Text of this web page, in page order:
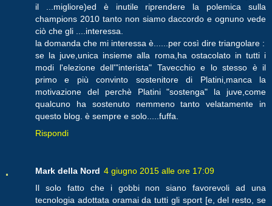
il ...migliore)ed è inutile riprendere la polemica sulla
champions 2010 tanto non siamo daccordo e ognuno vede
ciò che gli ....interessa.
la domanda che mi interessa è......per così dire triangolare :
se la juve,unica insieme alla roma,ha ostacolato in tutti i
modi l'elezione dell'"interista" Tavecchio e lo stesso è il
primo e più convinto sostenitore di Platini,manca la
motivazione del perchè Platini "sostenga" la juve,come
qualcuno ha sostenuto nemmeno tanto velatamente in
questo blog. è sempre e solo.....fuffa.
Rispondi
Mark della Nord 4 giugno 2015 alle ore 17:09
Il solo fatto che i gobbi non siano favorevoli ad una
tecnologia adottata oramai da tutti gli sport [e, del resto, se